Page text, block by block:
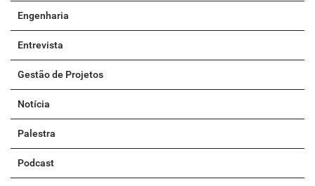
Engenharia
Entrevista
Gestão de Projetos
Notícia
Palestra
Podcast